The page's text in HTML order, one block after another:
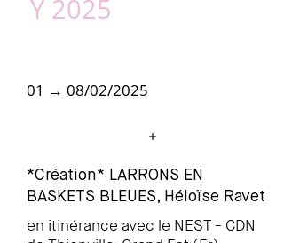
Y 2025
01 → 08/02/2025
*Création* LARRONS EN
BASKETS BLEUES, Héloïse Ravet
en itinérance avec le NEST - CDN